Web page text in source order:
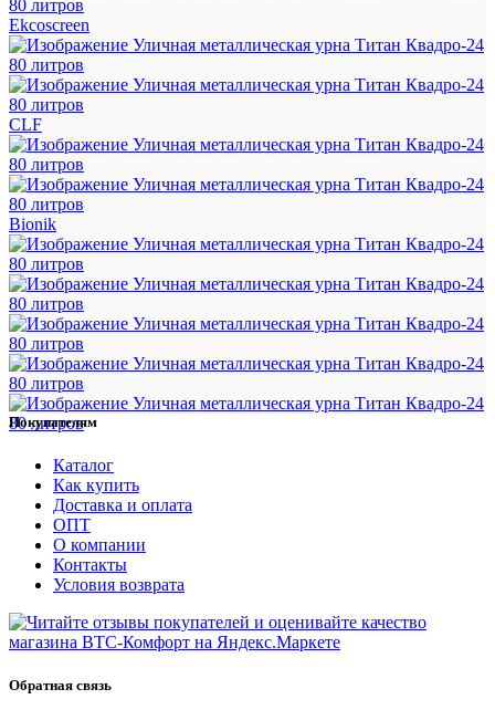
Ekcoscreen
CLF
Bionik
Покупателям
Каталог
Как купить
Доставка и оплата
ОПТ
О компании
Контакты
Условия возврата
Обратная связь